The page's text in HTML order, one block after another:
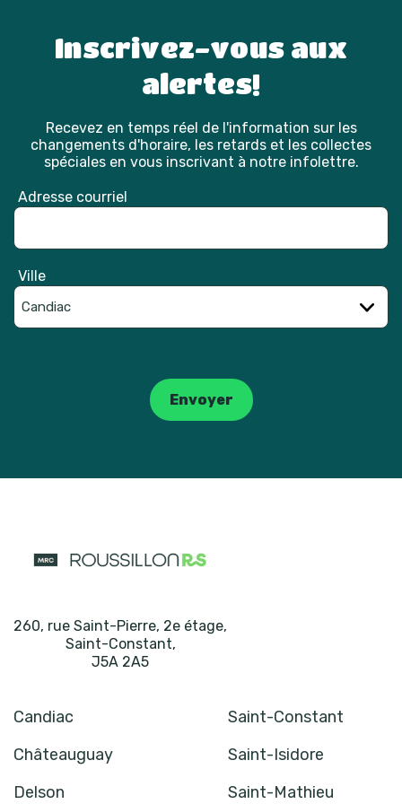
Inscrivez-vous aux
alertes!
Recevez en temps réel de l'information sur les
changements d'horaire, les retards et les collectes
spéciales en vous inscrivant à notre infolettre.
Adresse courriel
Ville
Envoyer
260, rue Saint-Pierre, 2e étage,
Saint-Constant,
J5A 2A5
Candiac
Saint-Constant
Châteauguay
Saint-Isidore
Delson
Saint-Mathieu